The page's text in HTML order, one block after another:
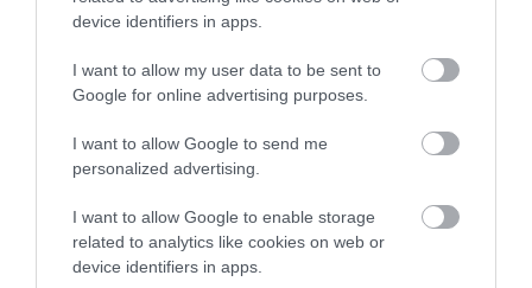
device identifiers in apps.
I want to allow my user data to be sent to
Google for online advertising purposes.
I want to allow Google to send me
personalized advertising.
I want to allow Google to enable storage
related to analytics like cookies on web or
device identifiers in apps.
A gyász nem ismeretlen jelenség az állatvilágban, az
viselkedésmintákat mutattak be halálesetet
követően, például őrizték a halott társuk élettelen
testét. Egy friss olasz tanulmány szerint a a jelenség
a kutyákra is kihat, hiszen az ebeken is megváltozott
másik kiskedvenc elpusztult. Az Oakland-i kutatók
szerint azonban ez kevésbé meglepő, mint a
macskák esetében